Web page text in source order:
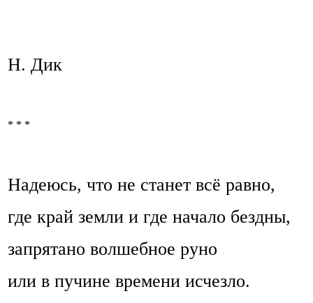
Н. Дик
* * *
Надеюсь, что не станет всё равно,
где край земли и где начало бездны,
запрятано волшебное руно
или в пучине времени исчезло.